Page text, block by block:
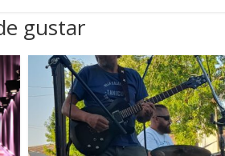
gustar